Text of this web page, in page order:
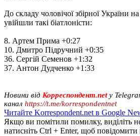
До складу чоловічої збірної України
увійшли такі біатлоністи:
8. Артем Прима +0:27
10. Дмитро Підручний +0:35
36. Сергій Семенов +1:32
37. Антон Дудченко +1:33
Новини від Корреспондент.netу
канал https://t.me/korrespondentnet
Читайте Korrespondent.net в Google
Якщо ви помітили помилку, виділіть
натисніть Ctrl + Enter, щоб